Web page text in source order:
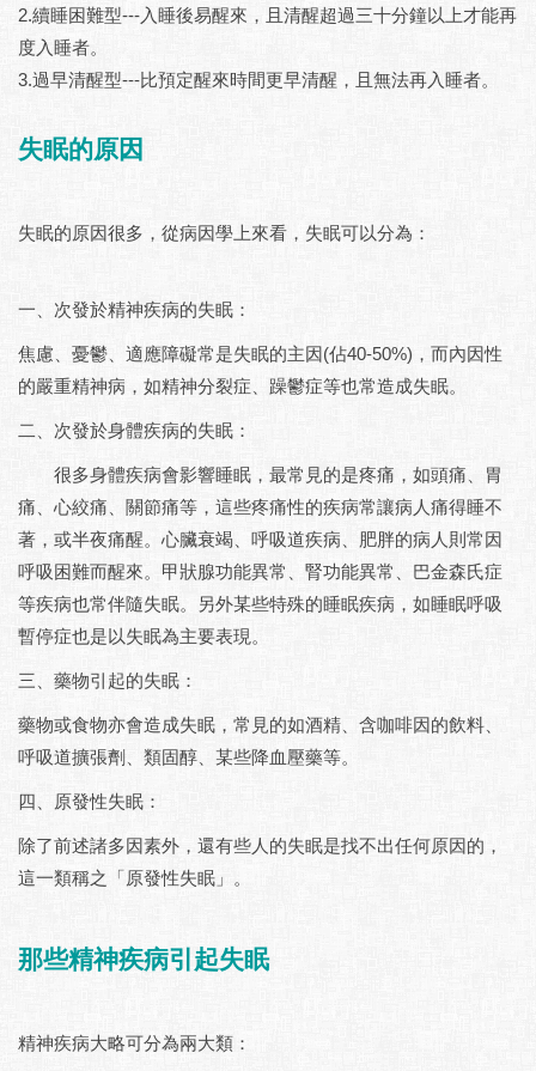
2.續睡困難型---入睡後易醒來，且清醒超過三十分鐘以上才能再
度入睡者。
3.過早清醒型---比預定醒來時間更早清醒，且無法再入睡者。
失眠的原因
失眠的原因很多，從病因學上來看，失眠可以分為：
一、次發於精神疾病的失眠：
焦慮、憂鬱、適應障礙常是失眠的主因(佔40-50%)，而內因性
的嚴重精神病，如精神分裂症、躁鬱症等也常造成失眠。
二、次發於身體疾病的失眠：
很多身體疾病會影響睡眠，最常見的是疼痛，如頭痛、胃
痛、心絞痛、關節痛等，這些疼痛性的疾病常讓病人痛得睡不
著，或半夜痛醒。心臟衰竭、呼吸道疾病、肥胖的病人則常因
呼吸困難而醒來。甲狀腺功能異常、腎功能異常、巴金森氏症
等疾病也常伴隨失眠。另外某些特殊的睡眠疾病，如睡眠呼吸
暫停症也是以失眠為主要表現。
三、藥物引起的失眠：
藥物或食物亦會造成失眠，常見的如酒精、含咖啡因的飲料、
呼吸道擴張劑、類固醇、某些降血壓藥等。
四、原發性失眠：
除了前述諸多因素外，還有些人的失眠是找不出任何原因的，
這一類稱之「原發性失眠」。
那些精神疾病引起失眠
精神疾病大略可分為兩大類：